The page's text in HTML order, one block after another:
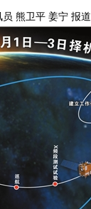
熊卫平 姜宁 报道